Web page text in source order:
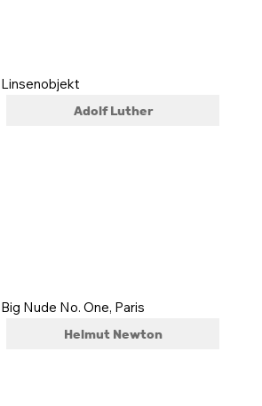
Linsenobjekt
Adolf Luther
Big Nude No. One, Paris
Helmut Newton